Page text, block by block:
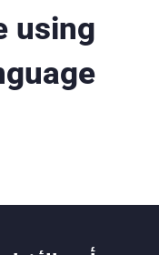
using